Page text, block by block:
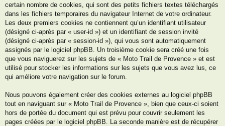
certain nombre de cookies, qui sont des petits fichiers textes téléchargés
dans les fichiers temporaires du navigateur Internet de votre ordinateur.
Les deux premiers cookies ne contiennent qu’un identifiant utilisateur
(désigné ci-après par « user-id ») et un identifiant de session invité
(désigné ci-après par « session-id »), qui vous sont automatiquement
assignés par le logiciel phpBB. Un troisième cookie sera créé une fois
que vous naviguerez sur les sujets de « Moto Trail de Provence » et est
utilisé pour stocker les informations sur les sujets que vous avez lus, ce
qui améliore votre navigation sur le forum.
Nous pouvons également créer des cookies externes au logiciel phpBB
tout en naviguant sur « Moto Trail de Provence », bien que ceux-ci soient
hors de portée du document qui est prévu pour couvrir seulement les
pages créées par le logiciel phpBB. La seconde manière est de récupérer